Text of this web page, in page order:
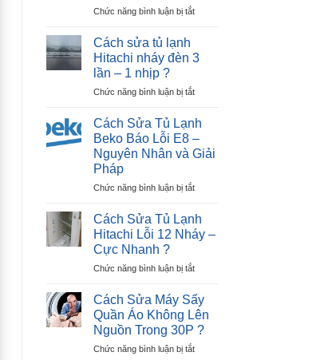
Tới
Báo
–
Ngay
Nhà
Chức năng bình luận bị tắtở
Tủ
Lạnh
Báo
E9
Trong
5
?
Cách sửa tủ lạnh
Hitachi nháy đèn 3
lần – 1 nhịp ?
Chức năng bình luận bị tắtở
sửa
Hitachi
đèn
lần
–
1
?
Cách Sửa Tủ Lạnh
Beko Báo Lỗi E8 –
Nguyên Nhân và Giải
Pháp
Chức năng bình luận bị tắtở
Sửa
Tủ
Lạnh
Báo
E8
–
Nguyên
Nhân
và
Cách Sửa Tủ Lạnh
Hitachi Lỗi 12 Nháy –
Cực Nhanh ?
Chức năng bình luận bị tắtở
Sửa
Tủ
Lạnh
Hitachi
Lỗi
Cách Sửa Máy Sấy
Quần Áo Không Lên
Nguồn Trong 30P ?
Chức năng bình luận bị tắtở